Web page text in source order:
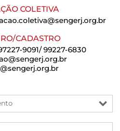
COLETIVA
CADASTRO
9091/ 99227-6830